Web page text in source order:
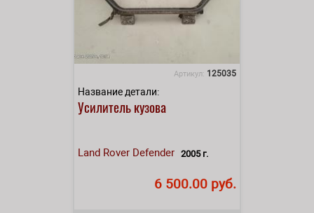
Артикул: 125035
Название детали:
Усилитель кузова
Land Rover Defender 2005 г.
6 500.00 руб.